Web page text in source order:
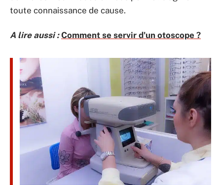
toute connaissance de cause.
A lire aussi : Comment se servir d'un otoscope ?